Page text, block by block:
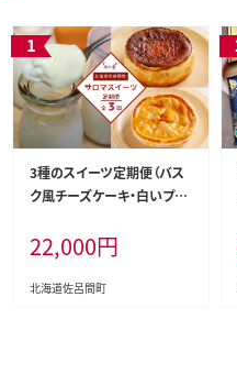
3種のスイーツ定期便（バス
ク風チーズケーキ・白いプリ
22,000円
北海道佐呂間町